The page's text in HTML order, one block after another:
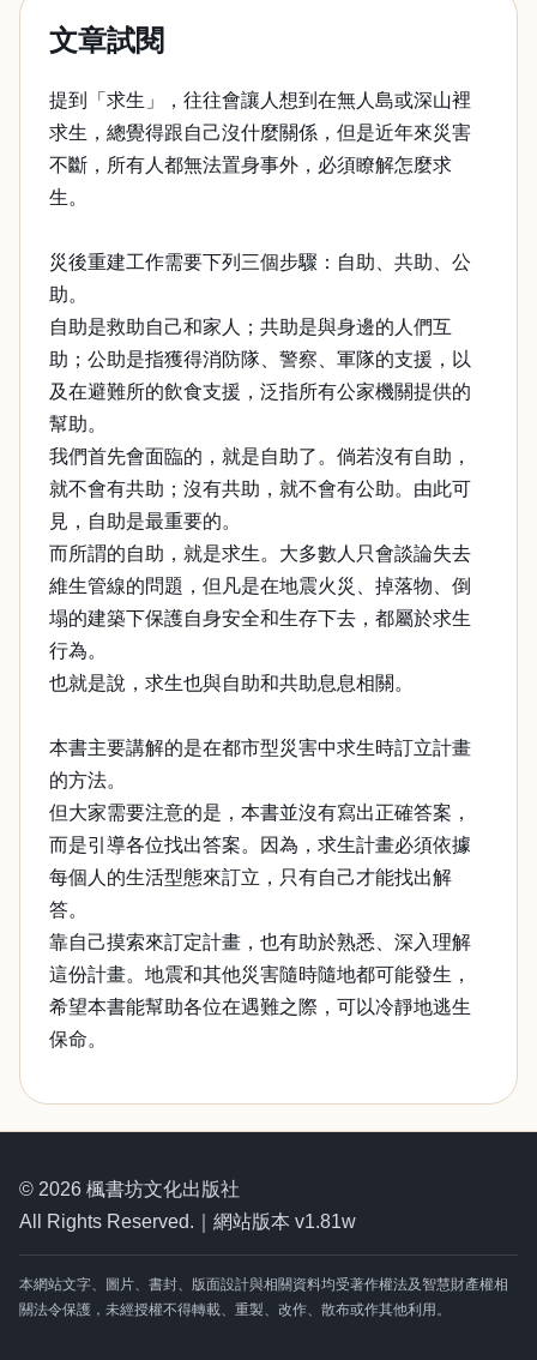
文章試閱
提到「求生」，往往會讓人想到在無人島或深山裡
求生，總覺得跟自己沒什麼關係，但是近年來災害
不斷，所有人都無法置身事外，必須瞭解怎麼求
生。
災後重建工作需要下列三個步驟：自助、共助、公
助。
自助是救助自己和家人；共助是與身邊的人們互
助；公助是指獲得消防隊、警察、軍隊的支援，以
及在避難所的飲食支援，泛指所有公家機關提供的
幫助。
我們首先會面臨的，就是自助了。倘若沒有自助，
就不會有共助；沒有共助，就不會有公助。由此可
見，自助是最重要的。
而所謂的自助，就是求生。大多數人只會談論失去
維生管線的問題，但凡是在地震火災、掉落物、倒
塌的建築下保護自身安全和生存下去，都屬於求生
行為。
也就是說，求生也與自助和共助息息相關。
本書主要講解的是在都市型災害中求生時訂立計畫
的方法。
但大家需要注意的是，本書並沒有寫出正確答案，
而是引導各位找出答案。因為，求生計畫必須依據
每個人的生活型態來訂立，只有自己才能找出解
答。
靠自己摸索來訂定計畫，也有助於熟悉、深入理解
這份計畫。地震和其他災害隨時隨地都可能發生，
希望本書能幫助各位在遇難之際，可以冷靜地逃生
保命。
© 2026 楓書坊文化出版社
All Rights Reserved.｜網站版本 v1.81w
本網站文字、圖片、書封、版面設計與相關資料均受著作權法及智慧財產權相
關法令保護，未經授權不得轉載、重製、改作、散布或作其他利用。